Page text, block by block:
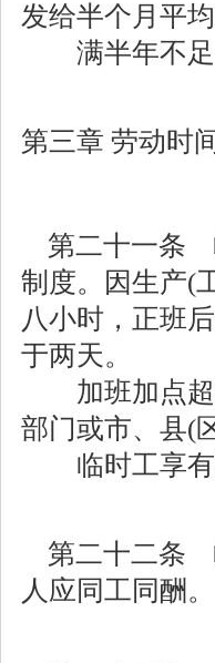
发给半个月平均
满半年不足
第三章 劳动时
第二十一条
制度。因生产(
八小时，正班
于两天。
加班加点超
部门或市、县(
临时工享有
第二十二条
人应同工同酬。